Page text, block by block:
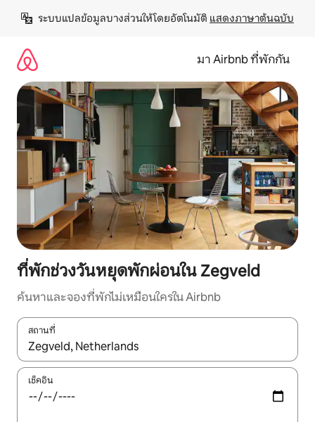
เนื้อหา
ระบบแปลข้อมูลบางส่วนให้โดยอัตโนมัติ แสดงภาษาต้นฉบับ
มา Airbnb ที่พักกัน
ที่พักช่วงวันหยุดพักผ่อนใน Zegveld
ค้นหาและจองที่พักไม่เหมือนใครใน Airbnb
สถานที่
ใช้ลูกศรขึ้นลง หรือใช้การสัมผัสหรือปัด เพื่อสำรวจผลการค้นหา
เช็คอิน